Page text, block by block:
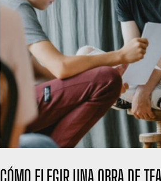
CÓMO ELEGIR UNA OBRA DE